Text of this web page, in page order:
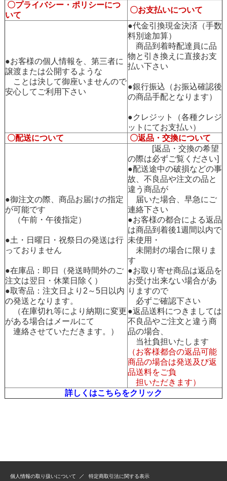
〇プライバシー・ポリシーにつ
いて
〇お支払いについて
●お客様の個人情報を、第三者に
譲渡または公開するような
ことは決して御座いませんので
安心してご利用下さい
●代金引換現金決済（手数
料別途加算）
商品到着時配達員に品
物と引き換えに直接お支
払い下さい
●銀行振込（お振込確認後
の商品手配となります）
●クレジット（各種クレジ
ットにてお支払い）
〇配送について
〇返品・交換について
●御注文の際、商品お届けの指定
が可能です
（午前・午後指定）
●土・日曜日・祝祭日の発送は行
っておりません
●在庫品：即日（発送時間外のご
注文は翌日・休業日除く）
●取寄品：注文日より2～5日以内
の発送となります。
（在庫切れ等により納期に変更
がある場合はメールにて
連絡させていただきます。）
[返品・交換の希望
の際は必ずご覧ください]
●配送途中の破損などの事
故、不良品や注文の品と
違う商品が
届いた場合、早急にご
連絡下さい
●お客様の都合による返品
は商品到着後1週間以内で
未使用・
未開封の場合に限りま
す
●お取り寄せ商品は返品を
お受け出来ない場合があ
りますので
必ずご確認下さい
●返品送料につきましては
不良品やご注文と違う商
品の場合、
当社負担いたします
（お客様都合の返品可能
商品の場合は発送及び返
品送料をご負
担いただきます）
詳しくはこちらをクリック
個人情報の取り扱いについて 特定商取引法に関する表示